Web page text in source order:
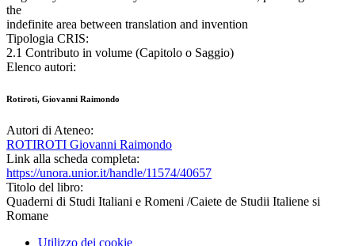
the
indefinite area between translation and invention
Tipologia CRIS:
2.1 Contributo in volume (Capitolo o Saggio)
Elenco autori:
Rotiroti, Giovanni Raimondo
Autori di Ateneo:
ROTIROTI Giovanni Raimondo
Link alla scheda completa:
https://unora.unior.it/handle/11574/40657
Titolo del libro:
Quaderni di Studi Italiani e Romeni /Caiete de Studii Italiene si
Romane
Utilizzo dei cookie